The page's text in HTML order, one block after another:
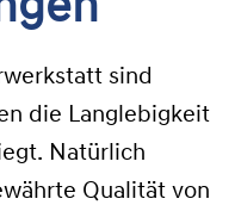
sind
die Langlebigkeit
Natürlich
Qualität von